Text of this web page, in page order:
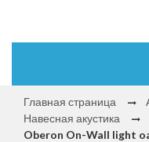
Главная страница
Навесная акустика
Oberon On-Wall light